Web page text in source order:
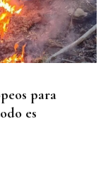
para
es